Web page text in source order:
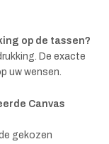
op de tassen?
De exacte
uw wensen.
Canvas
gekozen